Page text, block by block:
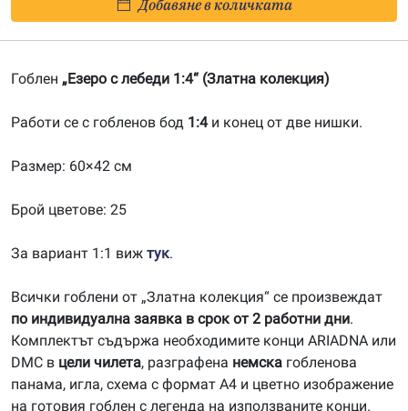
с
лебеди
20180344
Добавяне в количката
Гоблен „Езеро с лебеди 1:4“ (Златна колекция)
Работи се с гобленов бод 1:4и конец от две нишки.
Размер: 60×42 см
Брой цветове: 25
За вариант 1:1 виж тук.
Всички гоблени от „Златна колекция“ се произвеждат
по индивидуална заявка в срок от 2 работни дни.
Комплектът съдържа необходимите конци ARIADNA или
DMC в цели чилета, разграфена немска гобленова
панама, игла, схема с формат А4 и цветно изображение
на готовия гоблен с легенда на използваните конци.